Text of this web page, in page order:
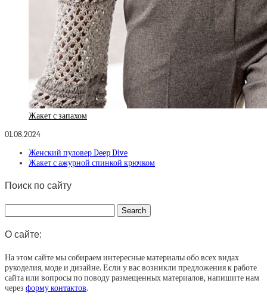
Жакет с запахом
01.08.2024
Женский пуловер Deep Dive
Жакет с ажурной спинкой крючком
Поиск по сайту
О сайте:
На этом сайте мы собираем интересные материалы обо всех видах
рукоделия, моде и дизайне. Если у вас возникли предложения к работе
сайта или вопросы по поводу размещенных материалов, напишите нам
через форму контактов.